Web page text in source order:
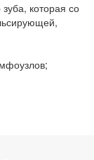
которая со